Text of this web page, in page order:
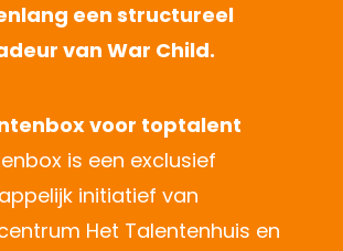
een structureel
van War Child.
voor toptalent
is een exclusief
initiatief van
Het Talentenhuis en